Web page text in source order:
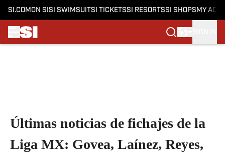
SI.COM ON SI SI SWIMSUITSI TICKETSSI RESORTSSI SHOPS MY
Últimas noticias de fichajes de la
Liga MX: Govea, Laínez, Reyes,